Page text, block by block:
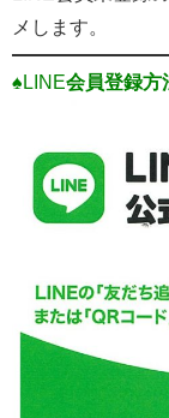
メします。
♠LINE会員登録方